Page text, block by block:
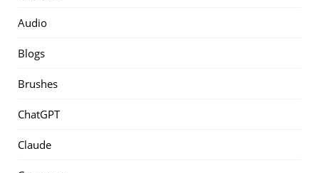
Audio
Blogs
Brushes
ChatGPT
Claude